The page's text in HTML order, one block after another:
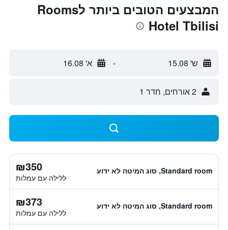
המבצעים הטובים ביותר לRooms
Hotel Tbilisi
ש' 15.08 - א' 16.08
2 אורחים, חדר 1
Standard room, סוג המיטה לא ידוע ₪350
ללילה עם עמלות
Standard room, סוג המיטה לא ידוע ₪373
ללילה עם עמלות